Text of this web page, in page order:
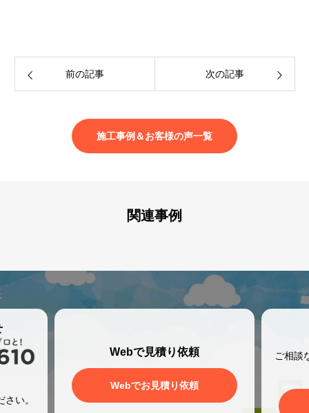
前の記事 次の記事
施工事例＆お客様の声一覧
関連事例
い。
Webで見積り依頼
Webでお見積り依頼
ご相談